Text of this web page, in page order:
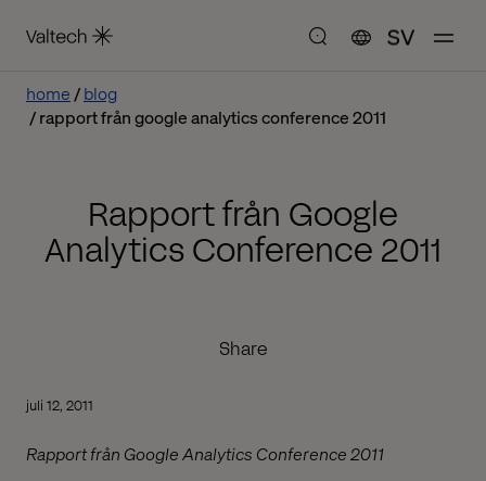
SV
home
blog
rapport från google analytics conference 2011
Rapport från Google
Analytics Conference 2011
Share
juli 12, 2011
Rapport från Google Analytics Conference 2011